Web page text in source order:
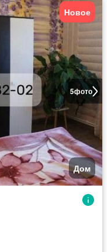
5фото
Новое
Дом